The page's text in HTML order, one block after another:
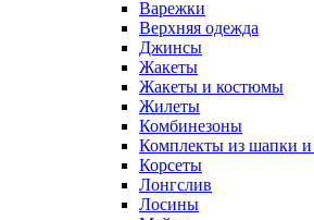
Варежки
Верхняя одежда
Джинсы
Жакеты
Жакеты и костюмы
Жилеты
Комбинезоны
Комплекты из шапки
Корсеты
Лонгслив
Лосины